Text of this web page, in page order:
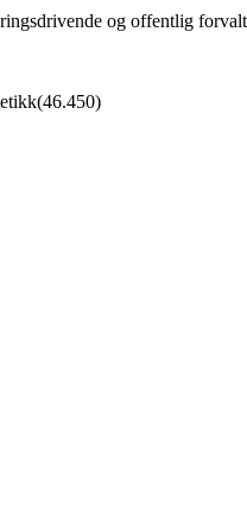
og offentlig
(46.450)